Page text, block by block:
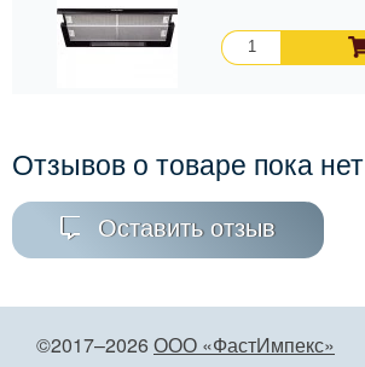
Отзывов о товаре пока нет
Оставить отзыв
©2017–2026ООО «ФастИмпекс»